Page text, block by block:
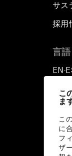
こ
ま
こ
に
フ
ザ
サス
採用
言語
EN ▪